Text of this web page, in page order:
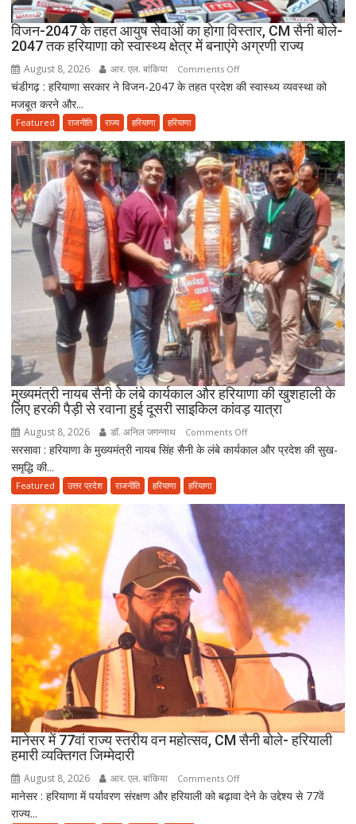
विजन-2047 के तहत आयुष सेवाओं का होगा विस्तार, CM सैनी बोले-
2047 तक हरियाणा को स्वास्थ्य क्षेत्र में बनाएंगे अग्रणी राज्य
August 8, 2026 आर. एल. बांकिया Comments Offon
विजन-2047
आयुष
सेवाओं
का
होगा
विस्तार,
CM
सैनी
बोले-
2047
तक
हरियाणा
को
स्वास्थ्य
क्षेत्र
में
बनाएंगे
अग्रणी
राज्य
चंडीगढ़ : हरियाणा सरकार ने विजन-2047 के तहत प्रदेश की स्वास्थ्य व्यवस्था को
मजबूत करने और...
Featured राजनीति राज्य हरियाणा हरियाणा
मुख्यमंत्री नायब सैनी के लंबे कार्यकाल और हरियाणा की खुशहाली के
लिए हरकी पैड़ी से रवाना हुई दूसरी साइकिल कांवड़ यात्रा
August 8, 2026 डॉ. अनिल जगन्नाथ Comments Offon
मुख्यमंत्री
लंबे
कार्यकाल
और
हरियाणा
की
खुशहाली
के
लिए
हरकी
रवाना
दूसरी
यात्रा
सरसावा : हरियाणा के मुख्यमंत्री नायब सिंह सैनी के लंबे कार्यकाल और प्रदेश की सुख-
समृद्धि की...
Featured उत्तर प्रदेश राजनीति हरियाणा हरियाणा
मानेसर में 77वां राज्य स्तरीय वन महोत्सव, CM सैनी बोले- हरियाली
हमारी व्यक्तिगत जिम्मेदारी
August 8, 2026 आर. एल. बांकिया Comments Offon
मानेसर
मानेसर : हरियाणा में पर्यावरण संरक्षण और हरियाली को बढ़ावा देने के उद्देश्य से 77वें
राज्य...